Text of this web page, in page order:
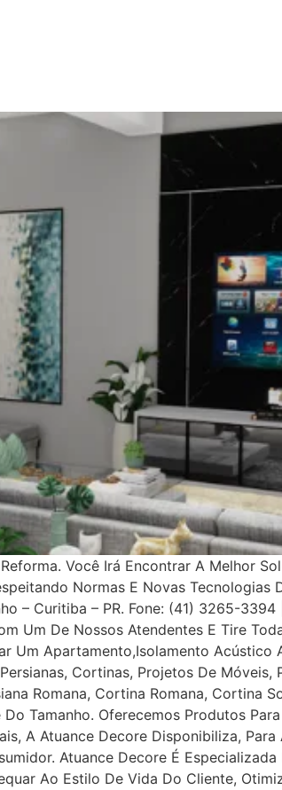
Você Irá Encontrar A Melhor
Normas E Novas Tecnologias
– Curitiba – PR. Fone: (41) 3265-3394 |
Um De Nossos Atendentes E Tire
Um Apartamento,Isolamento Acústico
Cortinas, Projetos De Móveis,
Romana, Cortina Romana, Cortina
Tamanho. Oferecemos Produtos
A Atuance Decore Disponibiliza, Para
Atuance Decore É
Ao Estilo De Vida Do Cliente,